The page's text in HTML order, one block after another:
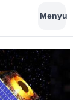
Menyu